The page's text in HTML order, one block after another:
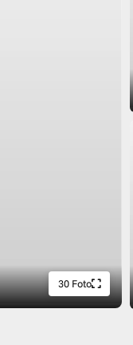
30 Foto